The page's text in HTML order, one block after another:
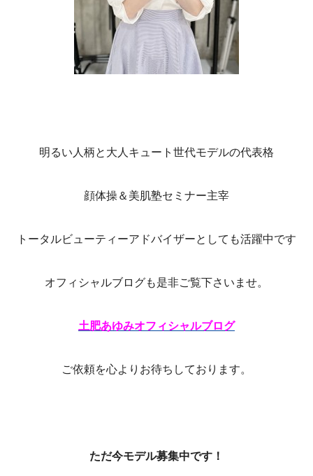
明るい人柄と大人キュート世代モデルの代表格
顔体操＆美肌塾セミナー主宰
トータルビューティーアドバイザーとしても活躍中です
オフィシャルブログも是非ご覧下さいませ。
土肥あゆみオフィシャルブログ
ご依頼を心よりお待ちしております。
ただ今モデル募集中です！